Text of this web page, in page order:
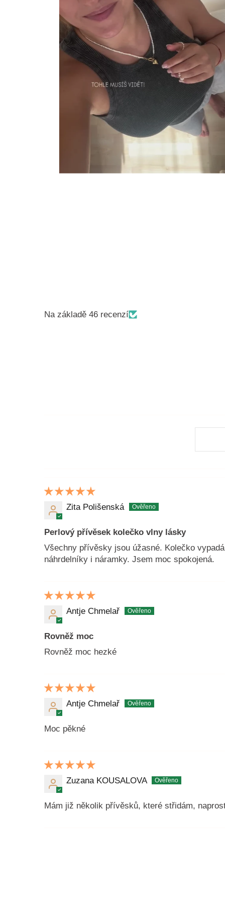
OD2 290 Kč
Na základě 46 recenzí
Zita Polišenská
Perlový přívěsek kolečko vlny lásky
Všechny přívěsky jsou úžasné. Kolečko
náhrdelníky i náramky. Jsem moc spokojená.
Antje Chmelař
Rovněž moc
Rovněž moc hezké
Antje Chmelař
Moc pěkné
Zuzana KOUSALOVA
Mám již několik přívěsků, které střidám,